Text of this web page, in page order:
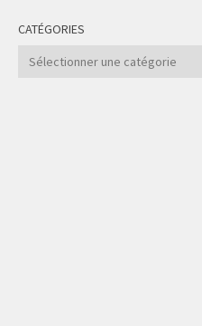
CATÉGORIES
Catégories